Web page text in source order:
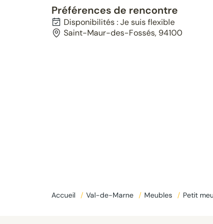
Préférences de rencontre
Disponibilités : Je suis flexible
Saint-Maur-des-Fossés, 94100
Accueil / Val-de-Marne / Meubles / Petit